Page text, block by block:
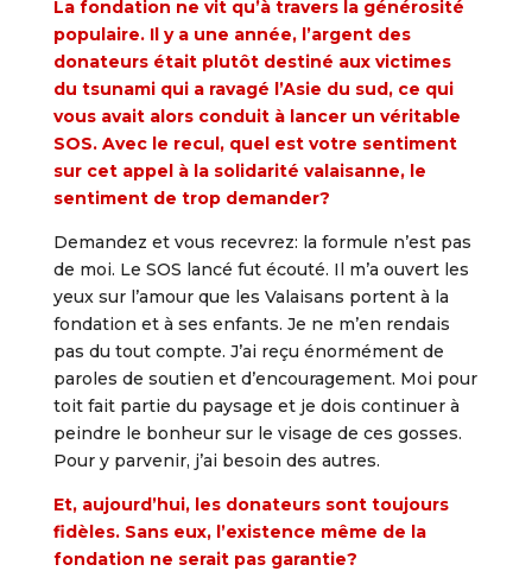
La fondation ne vit qu’à travers la générosité
populaire. Il y a une année, l’argent des
donateurs était plutôt destiné aux victimes
du tsunami qui a ravagé l’Asie du sud, ce qui
vous avait alors conduit à lancer un véritable
SOS. Avec le recul, quel est votre sentiment
sur cet appel à la solidarité valaisanne, le
sentiment de trop demander?
Demandez et vous recevrez: la formule n’est pas
de moi. Le SOS lancé fut écouté. Il m’a ouvert les
yeux sur l’amour que les Valaisans portent à la
fondation et à ses enfants. Je ne m’en rendais
pas du tout compte. J’ai reçu énormément de
paroles de soutien et d’encouragement. Moi pour
toit fait partie du paysage et je dois continuer à
peindre le bonheur sur le visage de ces gosses.
Pour y parvenir, j’ai besoin des autres.
Et, aujourd’hui, les donateurs sont toujours
fidèles. Sans eux, l’existence même de la
fondation ne serait pas garantie?